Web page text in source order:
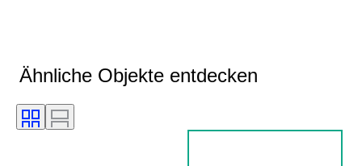
Ähnliche Objekte entdecken